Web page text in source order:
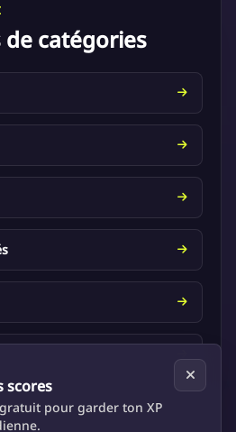
catégories
scores
pour garder ton XP